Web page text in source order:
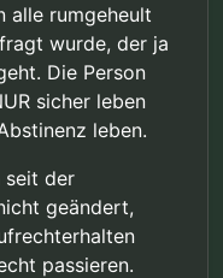
alle rumgeheult
wurde, der ja
Die Person
sicher leben
leben.
seit der
geändert,
passieren.